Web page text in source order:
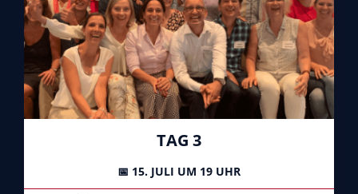
TAG 3
📅 15. JULI UM 19 UHR